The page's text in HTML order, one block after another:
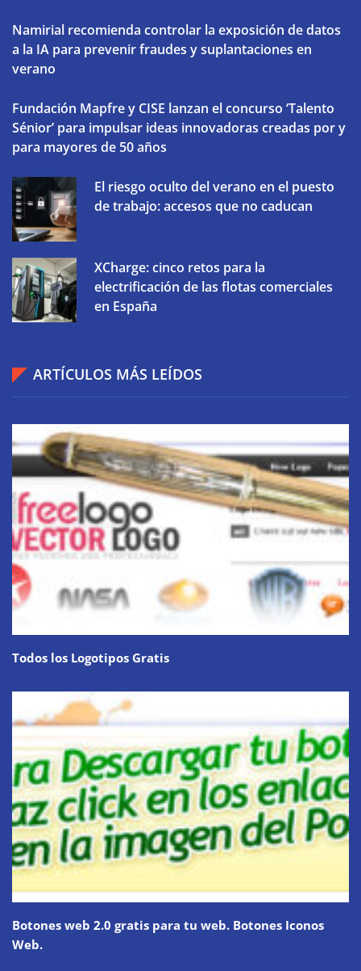
Namirial recomienda controlar la exposición de datos
a la IA para prevenir fraudes y suplantaciones en
verano
Fundación Mapfre y CISE lanzan el concurso ‘Talento
Sénior’ para impulsar ideas innovadoras creadas por y
para mayores de 50 años
El riesgo oculto del verano en el puesto
de trabajo: accesos que no caducan
XCharge: cinco retos para la
electrificación de las flotas comerciales
en España
ARTÍCULOS MÁS LEÍDOS
Todos los Logotipos Gratis
Botones web 2.0 gratis para tu web. Botones Iconos
Web.